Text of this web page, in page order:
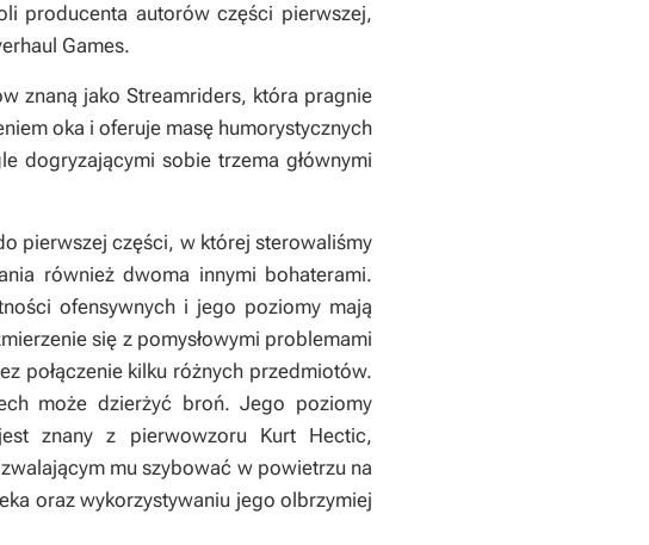
producenta autorów części pierwszej,
Games.
znaną jako Streamriders, która pragnie
oka i oferuje masę humorystycznych
dogryzającymi sobie trzema głównymi
pierwszej części, w której sterowaliśmy
również dwoma innymi bohaterami.
ofensywnych i jego poziomy mają
się z pomysłowymi problemami
połączenie kilku różnych przedmiotów.
może dzierżyć broń. Jego poziomy
znany z pierwowzoru Kurt Hectic,
mu szybować w powietrzu na
oraz wykorzystywaniu jego olbrzymiej